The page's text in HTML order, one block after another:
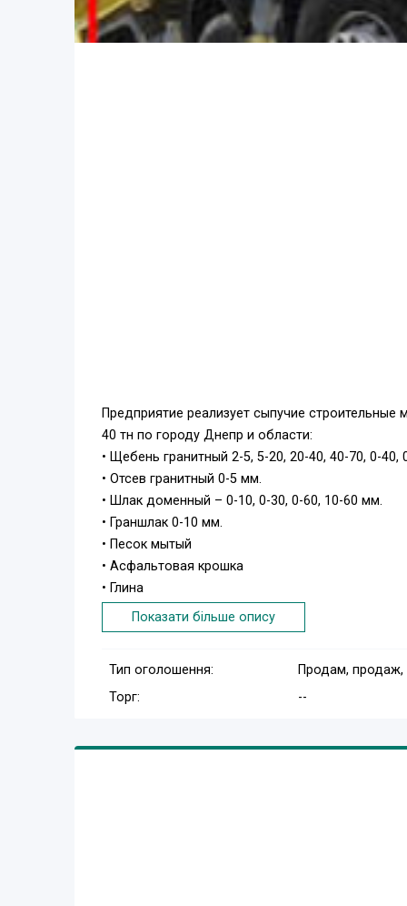
Предприятие реализует сыпучие
40 тн по городу Днепр и области:
• Щебень гранитный 2-5, 5-20, 20-40, 40-70, 0-40,
• Отсев гранитный 0-5 мм.
• Шлак доменный – 0-10, 0-30, 0-60, 10-60 мм.
• Граншлак 0-10 мм.
• Песок мытый
• Асфальтовая крошка
• Глина
• Чернозём...............
+38 067 723 35 04
Показати більше опису
Тип оголошення:
Продам,
Торг:
--